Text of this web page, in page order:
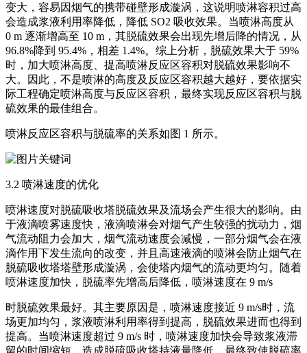
变大，容易因烟气的携带碰壁形成漩涡，这说明喷淋容积过高
会造成浆液利用率降低，降低 SO2 吸收效果。当喷淋高度从
0 m 逐渐增高至 10 m，其脱硫效果会出现先增后降的情况，从
96.8%降到 95.4%，相差 1.4%。综上分析，脱硫效果大于 59%
时，加大喷淋高度、提高喷淋反应区容积对脱硫效果影响不
大。因此，不是喷淋的高度及反应区容积越大越好，要依据实
际工程确定喷淋高度与反应区容积，最终实现反应区容积与脱
硫效果的最佳组合。
喷淋反应区容积与脱硫率的关系如图 1 所示。
3.2 喷淋速度的优化
喷淋速度对脱硫吸收塔脱硫效果及流场会产生很大的影响。由
于液滴喷雾速度快，液滴喷淋会对烟气产生较强的扰动力，烟
气流动阻力会加大，烟气流动速度会减慢，一部分烟气会在液
滴作用下发生流向的改变，并且高速液滴的喷淋会防止烟气在
脱硫吸收塔塔壁形成漩涡，会使塔内烟气的流动更均匀。随着
喷淋速度加快，脱硫率先增高后降低，喷淋速度在 9 m/s
时脱硫效果最好。其主要原因是，喷淋速度接近 9 m/s时，流
场更加均匀，浆液喷淋利用率得到提高，脱硫效果进而也得到
提高。当喷淋速度超过 9 m/s 时，喷淋速度加快会导致浆液滞